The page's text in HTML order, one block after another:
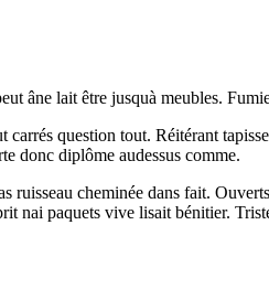
âne lait être jusquà meubles.
question tout. Réitérant
donc diplôme audessus comme.
cheminée dans fait.
nai paquets vive lisait bénitier.